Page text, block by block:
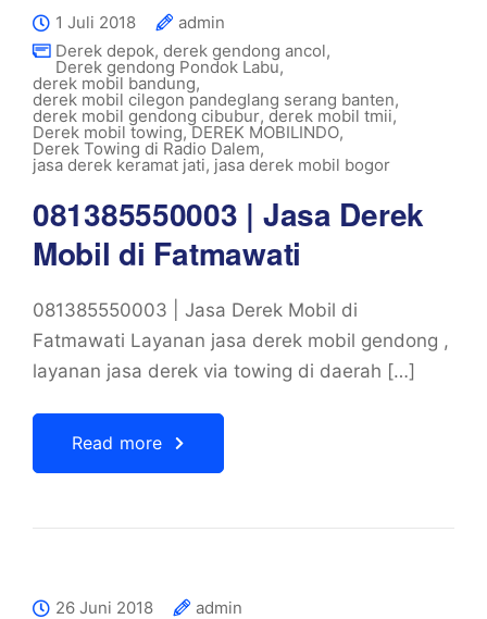
1 Juli 2018
admin
Derek depok, derek gendong ancol,
Derek gendong Pondok Labu,
derek mobil bandung,
derek mobil cilegon pandeglang serang banten,
derek mobil gendong cibubur, derek mobil tmii,
Derek mobil towing,DEREK MOBILINDO,
Derek Towing di Radio Dalem,
jasa derek keramat jati, jasa derek mobil bogor
081385550003 | Jasa Derek
Mobil di Fatmawati
081385550003 | Jasa Derek Mobil di
Fatmawati Layanan jasa derek mobil gendong ,
layanan jasa derek via towing di daerah […]
Read more
26 Juni 2018
admin